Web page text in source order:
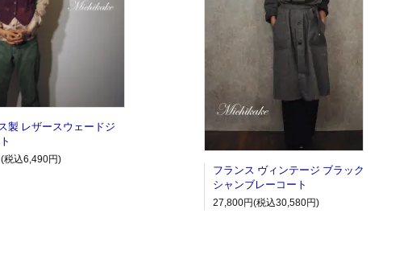
製 レザースウェードジ
税込6,490円)
フランス ヴィンテージ ブラック
シャンブレーコート
27,800円(税込30,580円)